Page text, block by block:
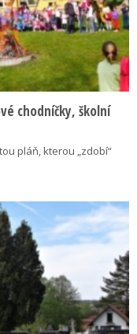
chodníčky, školní
pláň, kterou „zdobí“